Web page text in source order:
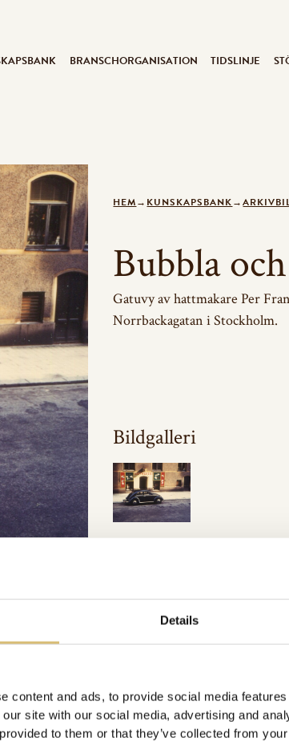
Details
content and ads, to provide social media
site with our social media, advertising and
to them or that they’ve collected from
BRANSCHORGANISATION TIDSLINJE
HEM→ KUNSKAPSBANK→
Bubbla
Gatuvy av hattmakare Per
Norrbackagatan i Stockholm.
Bildgalleri
GÅ TILLBAKA